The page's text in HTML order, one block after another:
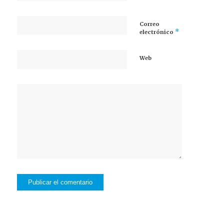
Correo
electrónico *
Web